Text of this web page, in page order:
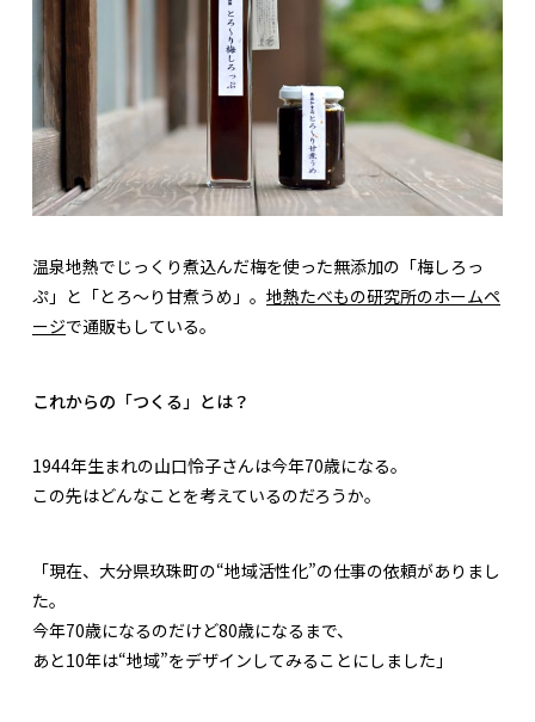
温泉地熱でじっくり煮込んだ梅を使った無添加の「梅しろっ
ぷ」と「とろ〜り甘煮うめ」。 地熱たべもの研究所のホームペ
ージで通販もしている。
これからの「つくる」とは？
1944年生まれの山口怜子さんは今年70歳になる。
この先はどんなことを考えているのだろうか。
「現在、大分県玖珠町の“地域活性化”の仕事の依頼がありまし
た。
今年70歳になるのだけど80歳になるまで、
あと10年は“地域”をデザインしてみることにしました」